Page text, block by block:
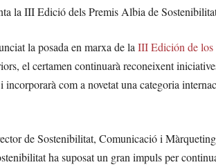
la III Edició dels Premis Albia de
la posada en marxa de la III Edición de los
el certamen continuarà reconeixent
incorporarà com a novetat una categoria
de Sostenibilitat, Comunicació i
ha suposat un gran impuls per